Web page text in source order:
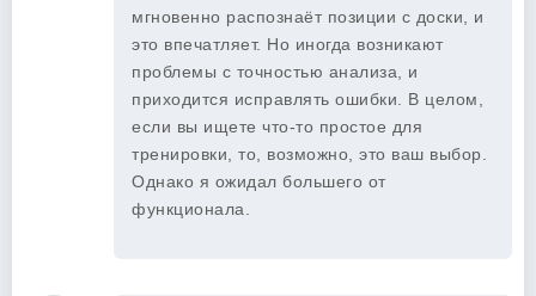
мгновенно распознаёт позиции с доски, и
это впечатляет. Но иногда возникают
проблемы с точностью анализа, и
приходится исправлять ошибки. В целом,
если вы ищете что-то простое для
тренировки, то, возможно, это ваш выбор.
Однако я ожидал большего от
функционала.